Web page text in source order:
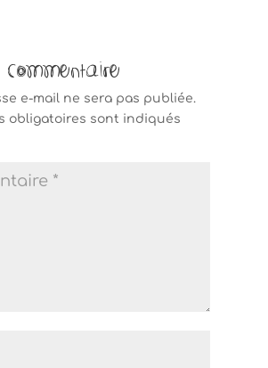
le retour en image du
commentaire
e-mail ne sera pas publiée.
obligatoires sont indiqués